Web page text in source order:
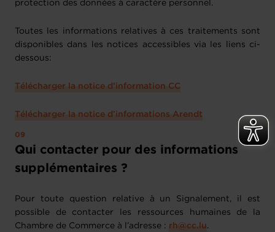
protection des données à caractère personnel.
Toutes les informations relatives à ces traitements sont
disponibles dans les notices accessibles via les liens ci-
dessous:
Télécharger la notice d’information CC
Télécharger la notice d’informations Arendt
Qui contacter pour des informations
supplémentaires ?
Pour toute question relative à un Signalement, il est
possible de contacter les ressources humaines de la
Chambre de Commerce à l’adresse : rh@cc.lu.